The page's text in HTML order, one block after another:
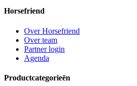
Horsefriend
Over Horsefriend
Over team
Partner login
Agenda
Productcategorieën